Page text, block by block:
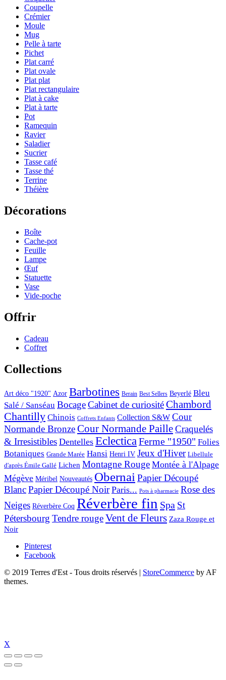
Coupelle
Crémier
Moule
Mug
Pelle à tarte
Pichet
Plat carré
Plat ovale
Plat plat
Plat rectangulaire
Plat à cake
Plat à tarte
Pot
Ramequin
Ravier
Saladier
Sucrier
Tasse café
Tasse thé
Terrine
Théière
Décorations
Boîte
Cache-pot
Feuille
Lampe
Œuf
Statuette
Vase
Vide-poche
Offrir
Cadeau
Coffret
Collections
Art déco "1920" Azor Barbotines Berain Best Sellers Beyerlé Bleu
Salé / Sanséau BocageCabinet de curiositéChambord
Chantilly Chinois Coffrets Enfants Collection S&W Cour
Normande BronzeCour Normande PailleCraquelés
& Irresistibles Dentelles EclecticaFerme "1950" Folies
Botaniques Grande Marée Hansi Henri IV Jeux d'Hiver Libellule
d'après Émile Gallé Lichen Montagne Rouge Montée à l'Alpage
Mégève Méribel Nouveautés ObernaiPapier Découpé
BlancPapier Découpé Noir Paris... Pots à pharmacie Rose des
Neiges Réverbère Coq Réverbère fin Spa St
Pétersbourg Tendre rougeVent de Fleurs Zaza Rouge et
Noir
Pinterest
Facebook
© 2019 Terres d'Est - Tous droits réservés
StoreCommerce by AF
themes.
X